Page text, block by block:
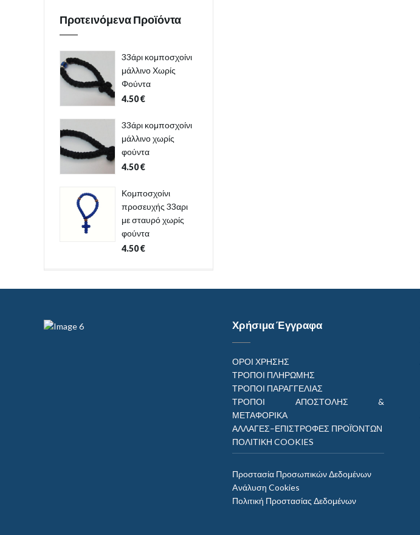
Προτεινόμενα Προϊόντα
33άρι κομποσχοίνι
μάλλινο Χωρίς
Φούντα
4.50€
33άρι κομποσχοίνι
μάλλινο χωρίς
φούντα
4.50€
Κομποσχοίνι
προσευχής 33αρι
με σταυρό χωρίς
φούντα
4.50€
Χρήσιμα Έγγραφα
ΟΡΟΙ ΧΡΗΣΗΣ
ΤΡΟΠΟΙ ΠΛΗΡΩΜΗΣ
ΤΡΟΠΟΙ ΠΑΡΑΓΓΕΛΙΑΣ
ΤΡΟΠΟΙ ΑΠΟΣΤΟΛΗΣ &
ΜΕΤΑΦΟΡΙΚΑ
ΑΛΛΑΓΕΣ–ΕΠΙΣΤΡΟΦΕΣ ΠΡΟΪΌΝΤΩΝ
ΠΟΛΙΤΙΚΗ COOKIES
Προστασία Προσωπικών Δεδομένων
Aνάλυση Cookies
Πολιτική Προστασίας Δεδομένων